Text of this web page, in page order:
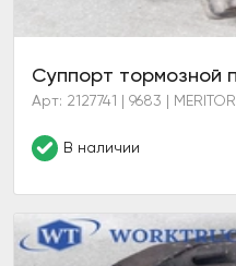
Арт: 2127741 | 9683 | MERITOR
В наличии